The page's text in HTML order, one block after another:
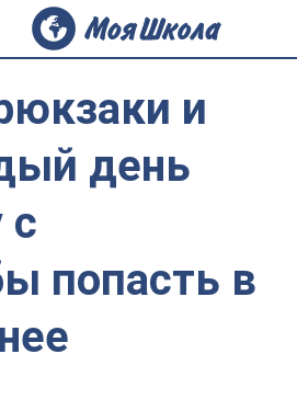
и
день
с
попасть в